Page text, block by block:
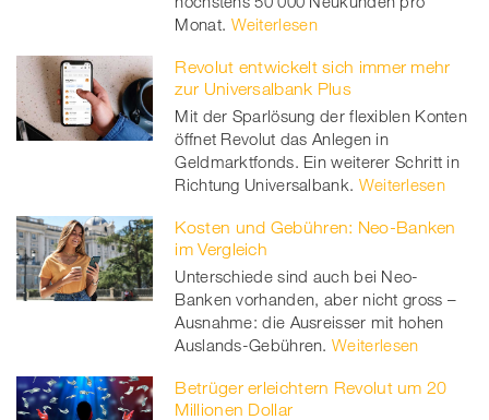
Monat. Weiterlesen
Revolut entwickelt sich immer mehr
zur Universalbank Plus
Mit der Sparlösung der flexiblen Konten
öffnet Revolut das Anlegen in
Geldmarktfonds. Ein weiterer Schritt in
Richtung Universalbank. Weiterlesen
Kosten und Gebühren: Neo-Banken
im Vergleich
Unterschiede sind auch bei Neo-
Banken vorhanden, aber nicht gross –
Ausnahme: die Ausreisser mit hohen
Auslands-Gebühren. Weiterlesen
Betrüger erleichtern Revolut um 20
Millionen Dollar